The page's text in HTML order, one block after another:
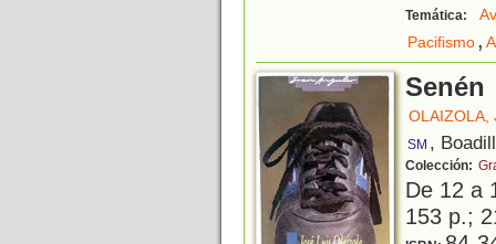
Temática:
Pacifismo,
Senén
OLAIZOLA,
SM ,
Colección:
De 12 a
153 p.;